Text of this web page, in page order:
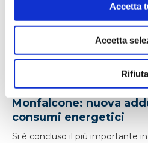
Accetta
Accetta
Rifiuta
Monfalcone: nuova
consumi energetici
Si è concluso il più importante